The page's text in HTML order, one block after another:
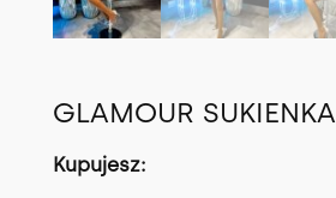
GLAMOUR SUKIENKA
Kupujesz: